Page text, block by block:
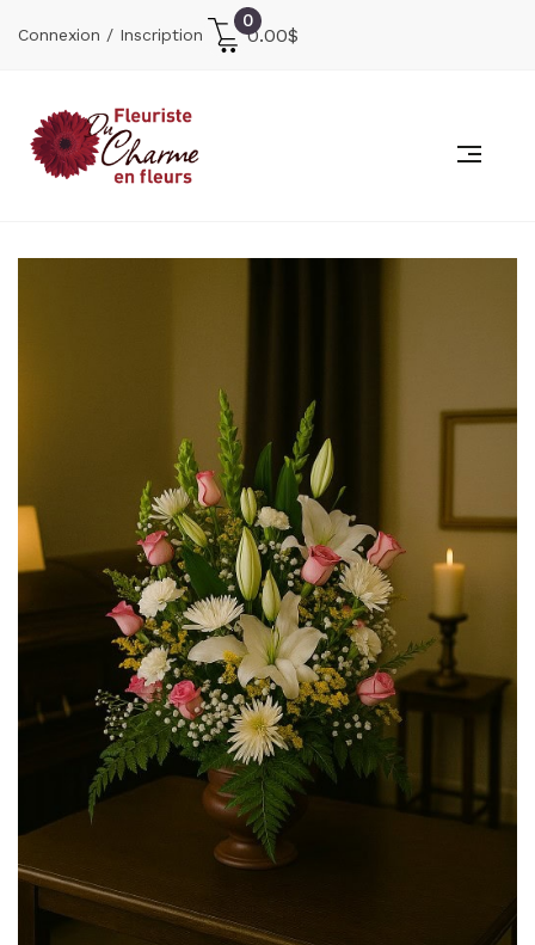
Connexion / Inscription
0
0.00$